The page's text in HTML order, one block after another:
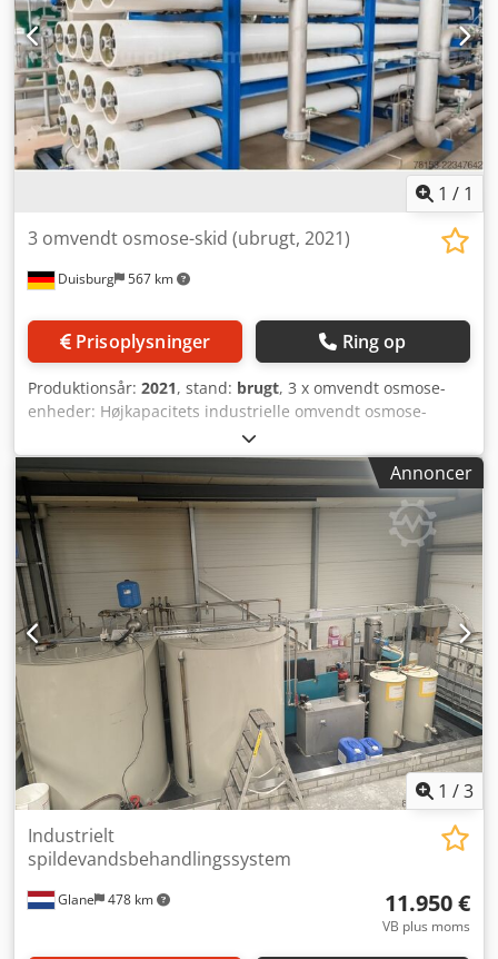
1 / 1
Duisburg 567 km
3 omvendt osmose-skid (ubrugt, 2021)
Prisoplysninger Ring op
Produktionsår: 2021, stand: brugt, 3 x omvendt osmose-
enheder: Højkapacitets industrielle omvendt osmose-
enheder, designet til avanceret genanvendelse af
spildevand. Konfiguration med flere parallelle enheder
giver mulighed for fleksibel drift og redundans, hvilket
resulterer i en effektiv fjernelse af mere end 97 % af de
opløste stoffer. Producerer permeat af høj kvalitet, der er
egnet til anvendelse som forbehandling til
demineralisering eller genbrug af kølevand. Bemærk: Da
varerne er pakket, er de viste billeder kun vejledende og
ikke billeder af de faktiske enheder. Chjdozl U N Iopfx
Apnsa Bemærk: Salget er betinget af, at køberen inden for
24 timer efter den betingede salgsaftale tilfredsstillende
gennemfører en forretningspartner-due diligence-kontrol
(BPDDC) og udfylder en erklæring fra slutbrugeren (EUS).
Hvis køberen ikke er slutbrugeren, skal dette også gøres
for hver enkelt slutbruger. BPDDC- og EUS-formularer kan
downloades herunder.
Annoncer
1 /3
Glane 478 km
Industrielt
spildevandsbehandlingssystem
11.950 €
VB plus moms